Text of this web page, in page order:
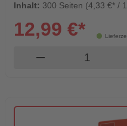
Inhalt: 300 Seiten (4,33 €* /
12,99 €*
remove Produkt